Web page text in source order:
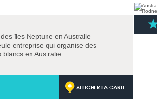
îles Neptune en Australie
entreprise qui organise des
en Australie.
AFFICHER LA CARTE